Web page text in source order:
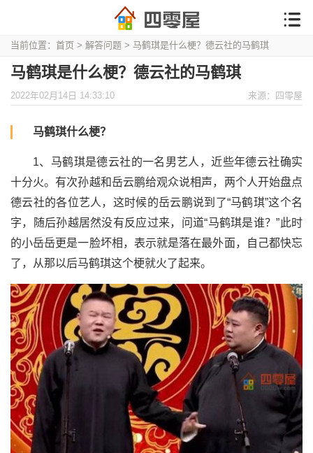
当前位置： 首页 > 解答问题 > 马鹤琪是什么梗？德云社的马鹤琪
马鹤琪是什么梗？德云社的马鹤琪
2022年02月14日 14:33:10 来源：四零屋
马鹤琪什么梗？
1、马鹤琪是德云社的一名男艺人，近些年德云社确实
十分火。有次孙越和岳云鹏给观众说相声，两个人开始盘点
德云社的各位艺人，这时候的岳云鹏说到了“马鹤琪”这个名
字，随后孙越居然没有反应过来，问道“马鹤琪是谁？”此时
的小岳岳更是一脸坏相，表示就是落在最外面，自己都快忘
了，从那以后马鹤琪这个梗就火了起来。